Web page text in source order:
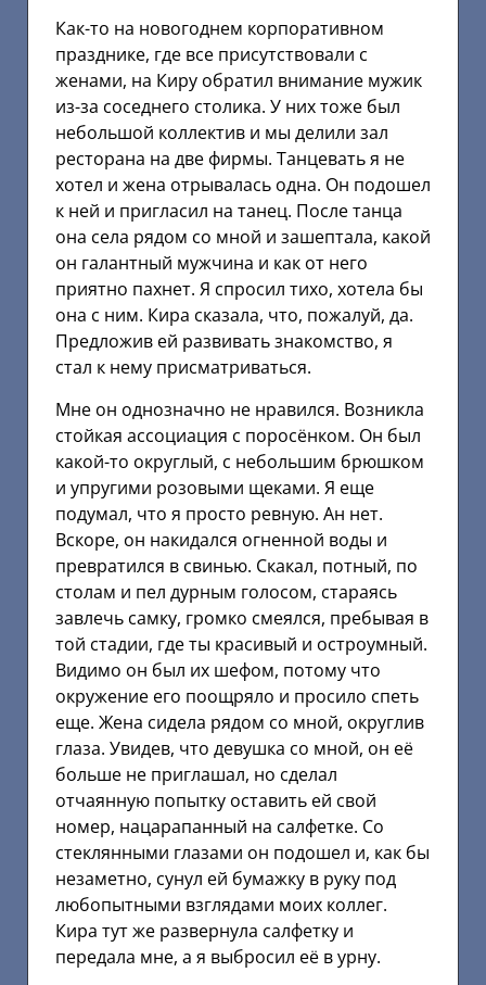
Как-то на новогоднем корпоративном
празднике, где все присутствовали с
женами, на Киру обратил внимание мужик
из-за соседнего столика. У них тоже был
небольшой коллектив и мы делили зал
ресторана на две фирмы. Танцевать я не
хотел и жена отрывалась одна. Он подошел
к ней и пригласил на танец. После танца
она села рядом со мной и зашептала, какой
он галантный мужчина и как от него
приятно пахнет. Я спросил тихо, хотела бы
она с ним. Кира сказала, что, пожалуй, да.
Предложив ей развивать знакомство, я
стал к нему присматриваться.
Мне он однозначно не нравился. Возникла
стойкая ассоциация с поросёнком. Он был
какой-то округлый, с небольшим брюшком
и упругими розовыми щеками. Я еще
подумал, что я просто ревную. Ан нет.
Вскоре, он накидался огненной воды и
превратился в свинью. Скакал, потный, по
столам и пел дурным голосом, стараясь
завлечь самку, громко смеялся, пребывая в
той стадии, где ты красивый и остроумный.
Видимо он был их шефом, потому что
окружение его поощряло и просило спеть
еще. Жена сидела рядом со мной, округлив
глаза. Увидев, что девушка со мной, он её
больше не приглашал, но сделал
отчаянную попытку оставить ей свой
номер, нацарапанный на салфетке. Со
стеклянными глазами он подошел и, как бы
незаметно, сунул ей бумажку в руку под
любопытными взглядами моих коллег.
Кира тут же развернула салфетку и
передала мне, а я выбросил её в урну.